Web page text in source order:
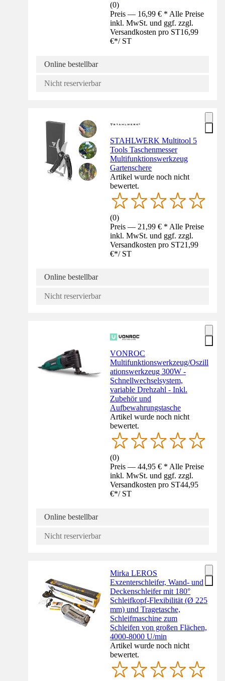
(0)
Preis — 16,99 € * Alle Preise
inkl. MwSt. und ggf. zzgl.
Versandkosten pro ST16,99
€*/ ST
Online bestellbar
Nicht reservierbar
STAHLWERK Multitool 5
Tools Taschenmesser
Multifunktionswerkzeug
Gartenschere
Artikel wurde noch nicht
bewertet.
(0)
Preis — 21,99 € * Alle Preise
inkl. MwSt. und ggf. zzgl.
Versandkosten pro ST21,99
€*/ ST
Online bestellbar
Nicht reservierbar
VONROC
Multifunktionswerkzeug/Oszill
ationswerkzeug 300W -
Schnellwechselsystem,
variable Drehzahl - Inkl.
Zubehör und
Aufbewahrungstasche
Artikel wurde noch nicht
bewertet.
(0)
Preis — 44,95 € * Alle Preise
inkl. MwSt. und ggf. zzgl.
Versandkosten pro ST44,95
€*/ ST
Online bestellbar
Nicht reservierbar
Mirka LEROS
Exzenterschleifer, Wand- und
Deckenschleifer mit 180°
Schleifkopf-Flexibilität (Ø 225
mm) und Tragetasche,
Schleifmaschine zum
Schleifen von großen Flächen,
4000-8000 U/min
Artikel wurde noch nicht
bewertet.